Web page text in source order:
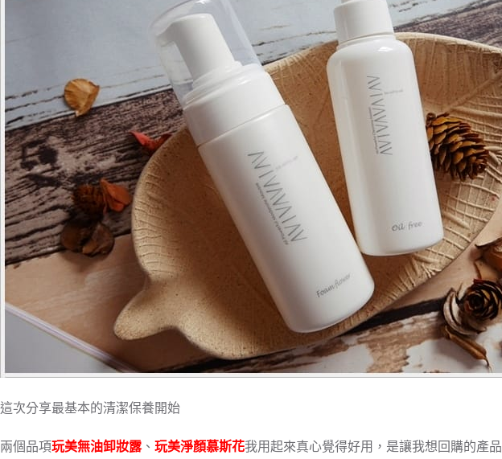
這次分享最基本的清潔保養開始
兩個品項玩美無油卸妝露、 玩美淨顏慕斯花我用起來真心覺得好用，是讓我想回購的產品